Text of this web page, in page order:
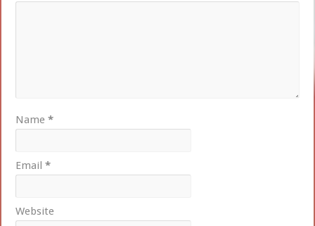
Name*
Email*
Website